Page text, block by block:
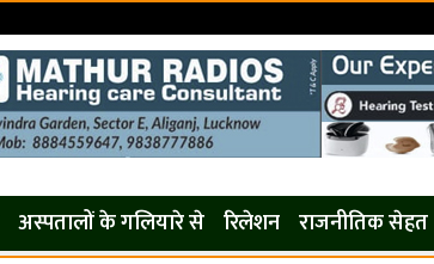
अस्पतालों के गलियारे से रिलेशन राजनीतिक सेहत